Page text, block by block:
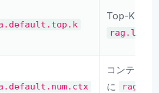
Top-Kサン
コンテキス
に